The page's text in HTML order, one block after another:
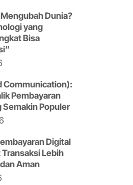
Dunia?
yang
Bisa
Communication):
Pembayaran
Populer
Digital
Lebih
Aman